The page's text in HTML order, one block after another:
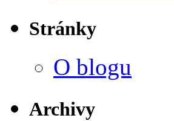
Stránky
O blogu
Archivy